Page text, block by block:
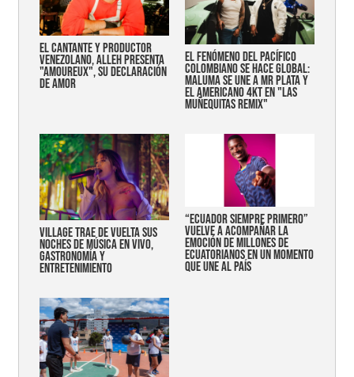
EL CANTANTE Y PRODUCTOR
VENEZOLANO, ALLEH PRESENTA
"AMOUREUX", SU DECLARACIÓN
DE AMOR
EL FENÓMENO DEL PACÍFICO
COLOMBIANO SE HACE GLOBAL:
MALUMA SE UNE A MR PLATA Y
EL AMERICANO 4KT EN "LAS
MUÑEQUITAS REMIX"
Village trae de vuelta sus
noches de música en vivo,
gastronomía y
entretenimiento
“Ecuador siempre primero”
vuelve a acompañar la
emoción de millones de
ecuatorianos en un momento
que une al país